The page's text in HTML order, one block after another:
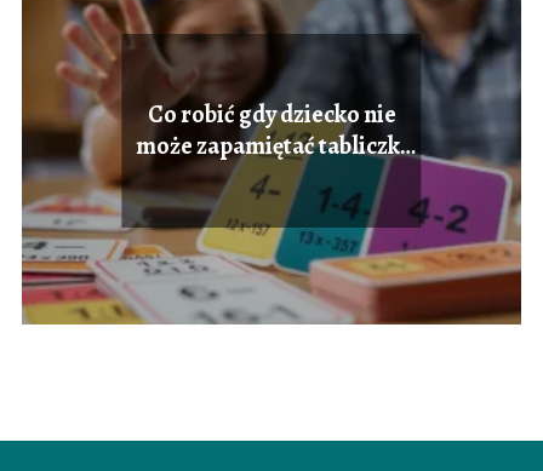
Co robić gdy dziecko nie
może zapamiętać tabliczki
mnożenia?